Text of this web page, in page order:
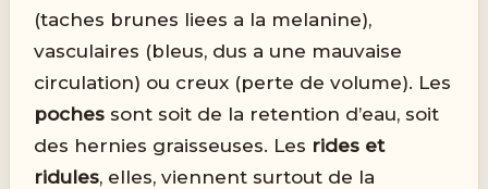
(taches brunes liees a la melanine),
vasculaires (bleus, dus a une mauvaise
circulation) ou creux (perte de volume). Les
poches sont soit de la retention d’eau, soit
des hernies graisseuses. Les rides et
ridules, elles, viennent surtout de la